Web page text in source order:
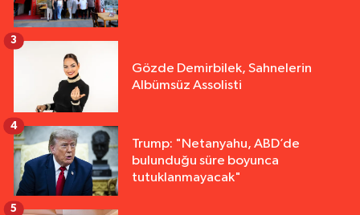
Gözde Demirbilek, Sahnelerin
Albümsüz Assolisti
3
Trump: "Netanyahu, ABD’de
bulunduğu süre boyunca
tutuklanmayacak"
4
5